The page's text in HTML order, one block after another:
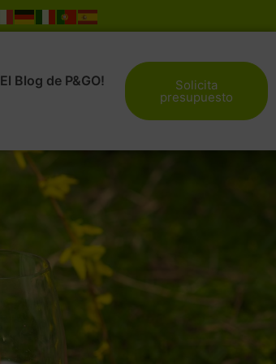
El Blog de P&GO! Solicita
presupuesto